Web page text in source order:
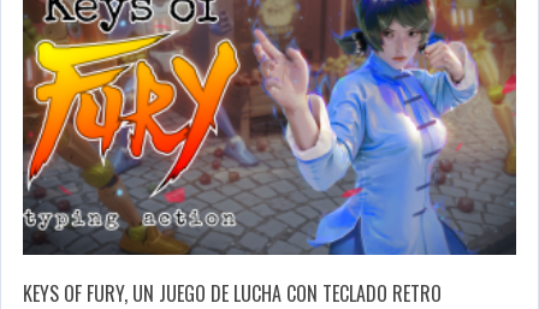
KEYS OF FURY, UN JUEGO DE LUCHA CON TECLADO RETRO